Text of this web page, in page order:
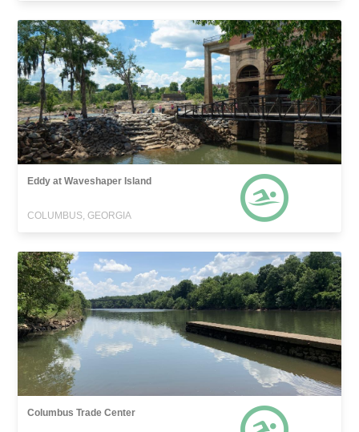
Eddy at Waveshaper Island
COLUMBUS, GEORGIA
Columbus Trade Center